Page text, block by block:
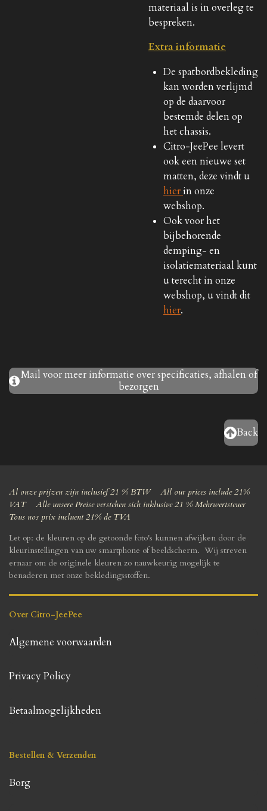
materiaal is in overleg te
bespreken.
Extra informatie
De spatbordbekleding
kan worden verlijmd
op de daarvoor
bestemde delen op
het chassis.
Citro-JeePee levert
ook een nieuwe set
matten, deze vindt u
hierin onze
webshop.
Ook voor het
bijbehorende
demping- en
isolatiemateriaal kunt
u terecht in onze
webshop, u vindt dit
hier.
Mail voor meer informatie over specificaties, afhalen of
bezorgen
Back
Al onze prijzen zijn inclusief 21 % BTW All our prices include 21%
VAT Alle unsere Preise verstehen sich inklusive 21 % Mehrwertsteuer
Tous nos prix incluent 21% de TVA
Let op: de kleuren op de getoonde foto's kunnen afwijken door de
kleurinstellingen van uw smartphone of beeldscherm. Wij streven
ernaar om de originele kleuren zo nauwkeurig mogelijk te
benaderen met onze bekledingsstoffen.
Over Citro-JeePee
Algemene voorwaarden
Privacy Policy
Betaalmogelijkheden
Bestellen & Verzenden
Borg